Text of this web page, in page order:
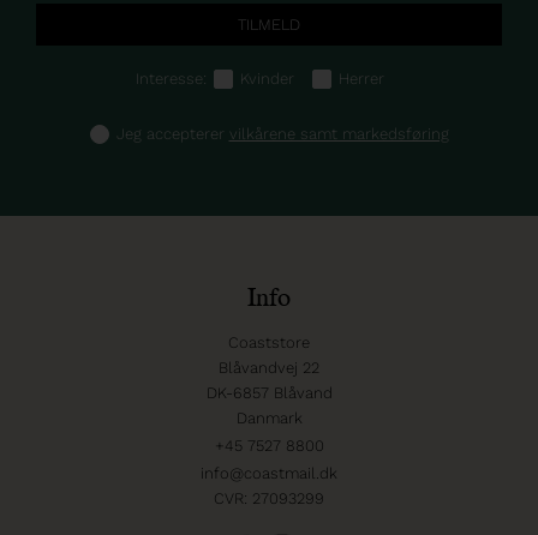
Interesse: Kvinder Herrer
Jeg accepterer vilkårene samt markedsføring
Info
Coaststore
Blåvandvej 22
DK-6857 Blåvand
Danmark
+45 7527 8800
info@coastmail.dk
CVR: 27093299